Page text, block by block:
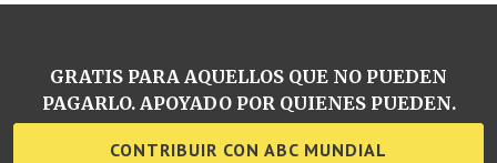
GRATIS PARA AQUELLOS QUE NO PUEDEN
PAGARLO. APOYADO POR QUIENES PUEDEN.
CONTRIBUIR CON ABC MUNDIAL